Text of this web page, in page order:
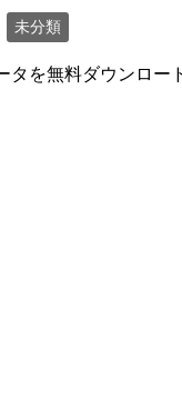
未分類
タを無料ダウンロー